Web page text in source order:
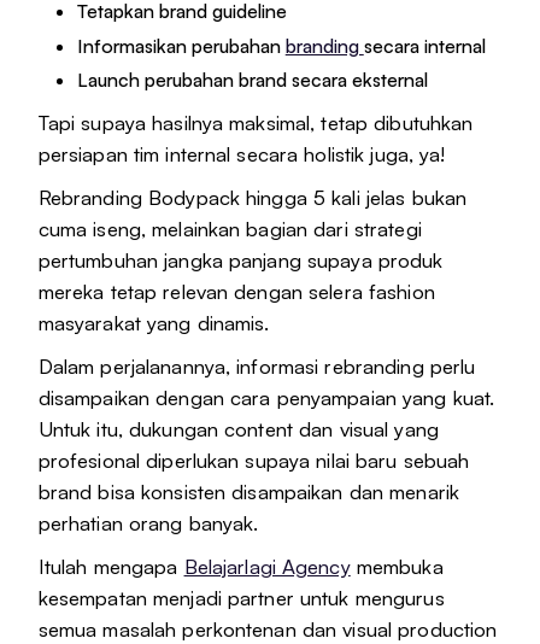
Tetapkan brand guideline
Informasikan perubahan branding secara internal
Launch perubahan brand secara eksternal
Tapi supaya hasilnya maksimal, tetap dibutuhkan
persiapan tim internal secara holistik juga, ya!
Rebranding Bodypack hingga 5 kali jelas bukan
cuma iseng, melainkan bagian dari strategi
pertumbuhan jangka panjang supaya produk
mereka tetap relevan dengan selera fashion
masyarakat yang dinamis.
Dalam perjalanannya, informasi rebranding perlu
disampaikan dengan cara penyampaian yang kuat.
Untuk itu, dukungan content dan visual yang
profesional diperlukan supaya nilai baru sebuah
brand bisa konsisten disampaikan dan menarik
perhatian orang banyak.
Itulah mengapa Belajarlagi Agencymembuka
kesempatan menjadi partner untuk mengurus
semua masalah perkontenan dan visual production